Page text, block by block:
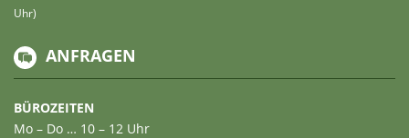
Uhr)
ANFRAGEN
BÜROZEITEN
Mo – Do … 10 – 12 Uhr